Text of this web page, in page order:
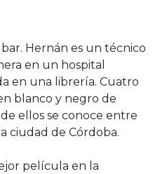
Hernán es un técnico
en un hospital
en una librería. Cuatro
blanco y negro de
ellos se conoce entre
ciudad de Córdoba.
película en la